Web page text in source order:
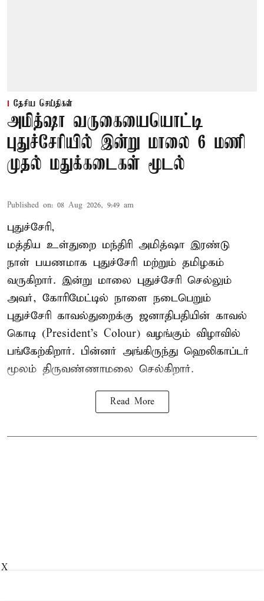
தேசிய செய்திகள்
அமித்ஷா வருகையையொட்டி
புதுச்சேரியில் இன்று மாலை 6 மணி
முதல் மதுக்கடைகள் மூடல்
Published on: 08 Aug 2026, 9:49 am
புதுச்சேரி,
மத்திய உள்துறை மந்திரி அமித்ஷா இரண்டு
நாள் பயணமாக புதுச்சேரி மற்றும் தமிழகம்
வருகிறார். இன்று மாலை புதுச்சேரி செல்லும்
அவர், கோரிமேட்டில் நாளை நடைபெறும்
புதுச்சேரி காவல்துறைக்கு ஜனாதிபதியின் காவல்
கொடி (President's Colour) வழங்கும் விழாவில்
பங்கேற்கிறார். பின்னர் அங்கிருந்து ஹெலிகாப்டர்
மூலம் திருவண்ணாமலை செல்கிறார்.
Read More
X